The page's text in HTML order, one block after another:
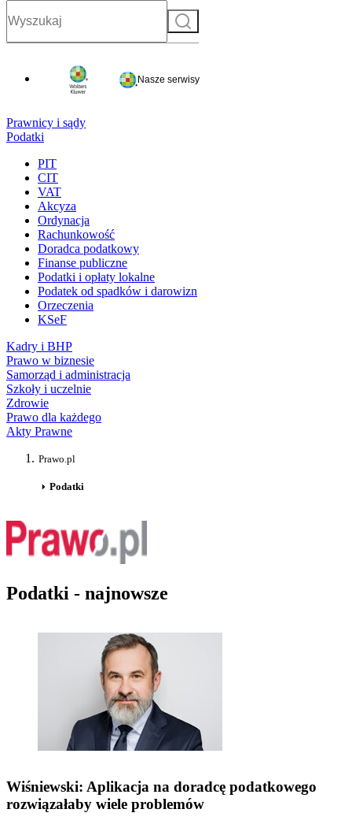
Szukaj
Nasze serwisy
Prawnicy i sądy
Podatki
PIT
CIT
VAT
Akcyza
Ordynacja
Rachunkowość
Doradca podatkowy
Finanse publiczne
Podatki i opłaty lokalne
Podatek od spadków i darowizn
Orzeczenia
KSeF
Kadry i BHP
Prawo w biznesie
Samorząd i administracja
Szkoły i uczelnie
Zdrowie
Prawo dla każdego
Akty Prawne
Prawo.pl
Podatki
Podatki - najnowsze
Wiśniewski: Aplikacja na doradcę podatkowego
rozwiązałaby wiele problemów